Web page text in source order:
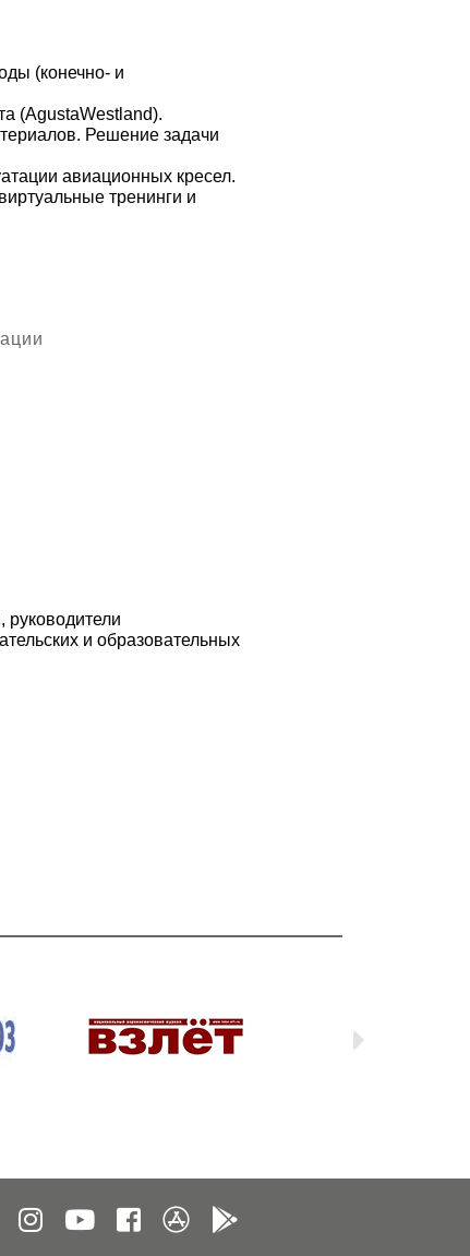
(конечно- и
(AgustaWestland).
Решение задачи
авиационных кресел.
тренинги и
руководители
и образовательных